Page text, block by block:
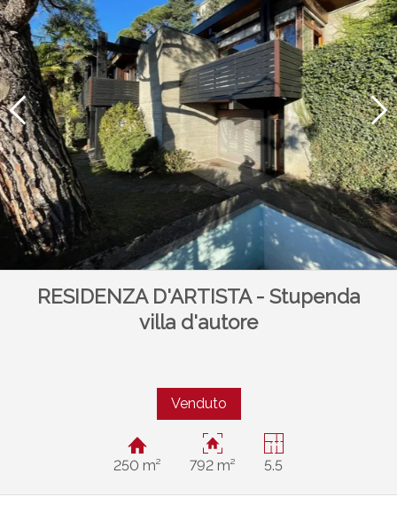
RESIDENZA D'ARTISTA - Stupenda
villa d'autore
Venduto
250 m² 792 m² 5.5